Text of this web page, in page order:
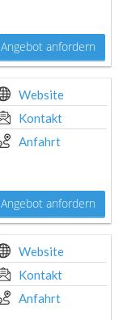
Angebot anfordern
Website
Kontakt
Anfahrt
Angebot anfordern
Website
Kontakt
Anfahrt